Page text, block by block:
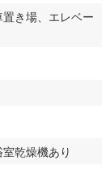
き場、エレベー
乾燥機あり